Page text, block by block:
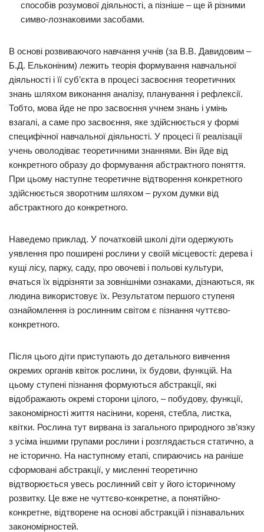
способів розумової діяльності, а пізніше – ще й різними
симво-лознаковими засобами.
В основі розвиваючого навчання учнів (за В.В. Давидовим –
Б.Д. Ельконіним) лежить теорія формування навчальної
діяльності і її суб’єкта в процесі засвоєння теоретичних
знань шляхом виконання аналізу, планування і рефлексії.
Тобто, мова йде не про засвоєння учнем знань і умінь
взагалі, а саме про засвоєння, яке здійснюється у формі
специфічної навчальної діяльності. У процесі її реалізації
учень оволодіває теоретичними знаннями. Він йде від
конкретного образу до формування абстрактного поняття.
При цьому наступне теоретичне відтворення конкретного
здійснюється зворотним шляхом – рухом думки від
абстрактного до конкретного.
Наведемо приклад. У початковій школі діти одержують
уявлення про поширені рослини у своїй місцевості: дерева і
кущі лісу, парку, саду, про овочеві і польові культури,
вчаться їх відрізняти за зовнішніми ознаками, дізнаються, як
людина використовує їх. Результатом першого ступеня
ознайомлення із рослинним світом є пізнання чуттєво-
конкретного.
Після цього діти приступають до детального вивчення
окремих органів квіток рослини, їх будови, функцій. На
цьому ступені пізнання формуються абстракції, які
відображають окремі сторони цілого, – побудову, функції,
закономірності життя насінини, кореня, стебла, листка,
квітки. Рослина тут вирвана із загального природного зв’язку
з усіма іншими групами рослини і розглядається статично, а
не історично. На наступному етапі, спираючись на раніше
сформовані абстракції, у мисленні теоретично
відтворюється увесь рослинний світ у його історичному
розвитку. Це вже не чуттєво-конкретне, а понятійно-
конкретне, відтворене на основі абстракцій і пізнавальних
закономірностей.